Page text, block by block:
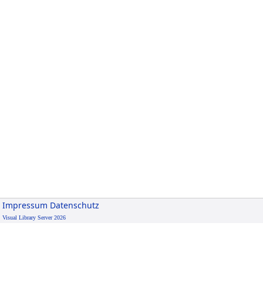
Impressum Datenschutz
Visual Library Server 2026